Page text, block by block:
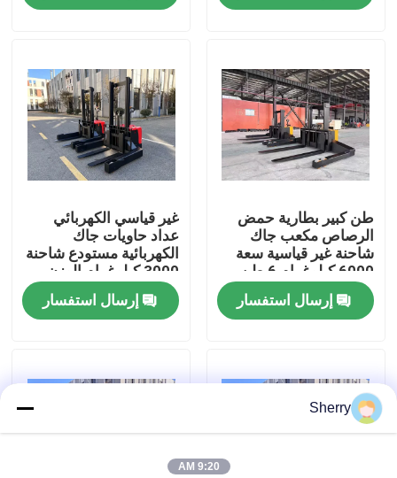
أشرطة فيديو
معلومات عنا
رقابة جودة
اتصل بنا
مدونة
طن كبير بطارية حمض
الرصاص مكعب جاك
شاحنة غير قياسية سعة
6000 كيلوغرام 6 طن
نشاط سلسلة تشكيل
الشوكةإرسال استفسار
غير قياسي الكهربائي
عداد حاويات جاك
الكهربائية مستودع شاحنة
3000 كيلوغرام الوزن
القياسي للحمل
إرسال استفسار
Sherry
9:20 AM